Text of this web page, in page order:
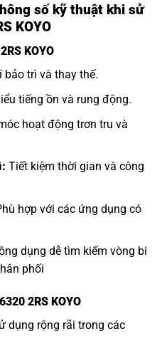
số kỹ thuật khi sử
KOYO
KOYO
bảo trì và thay thế.
tiếng ồn và rung động.
hoạt động trơn tru và
Tiết kiệm thời gian và công
hợp với các ứng dụng có
dụng dễ tìm kiếm vòng bi
phối
2RS KOYO
dụng rộng rãi trong các